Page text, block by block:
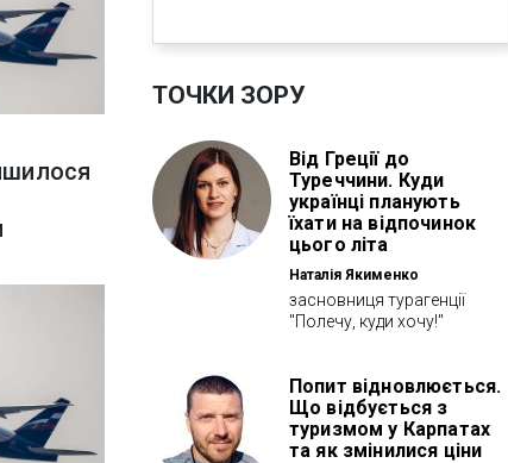
ТОЧКИ ЗОРУ
Від Греції до
Туреччини. Куди
українці планують
їхати на відпочинок
цього літа
Наталія Якименко
засновниця турагенції
"Полечу, куди хочу!"
Попит відновлюється.
Що відбується з
туризмом у Карпатах
та як змінилися ціни